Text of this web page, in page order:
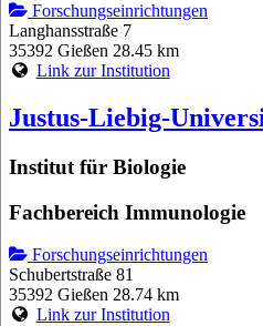
Forschungseinrichtungen
Langhansstraße 7
35392 Gießen 28.45 km
Link zur Institution
Justus-Liebig-
Institut für Biologie
Fachbereich Immunologie
Forschungseinrichtungen
Schubertstraße 81
35392 Gießen 28.74 km
Link zur Institution